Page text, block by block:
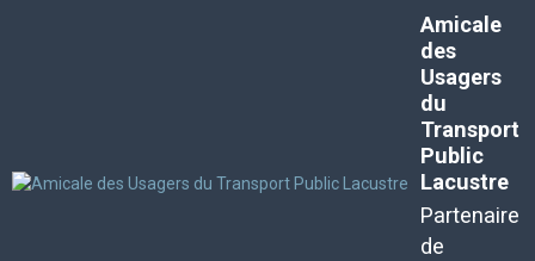
Amicale
des
Usagers
du
Transport
Public
Lacustre
Partenaire
de